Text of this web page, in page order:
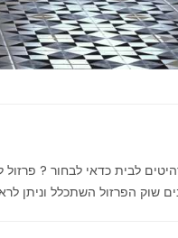
לבית כדאי לבחור ? פרזול
שוק הפרזול השתכלל וניתן